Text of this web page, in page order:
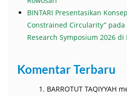
BINTARI Presentasikan
Constrained Circularity”
Research Symposium 2026 di
Komentar Terbaru
BARROTUT TAQIYYAH